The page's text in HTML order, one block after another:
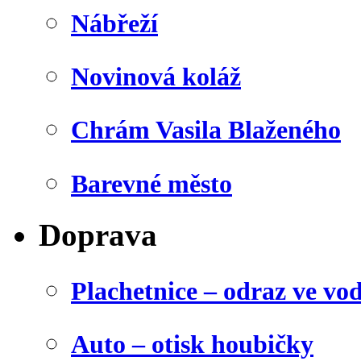
Nábřeží
Novinová koláž
Chrám Vasila Blaženého
Barevné město
Doprava
Plachetnice – odraz ve
Auto – otisk houbičky